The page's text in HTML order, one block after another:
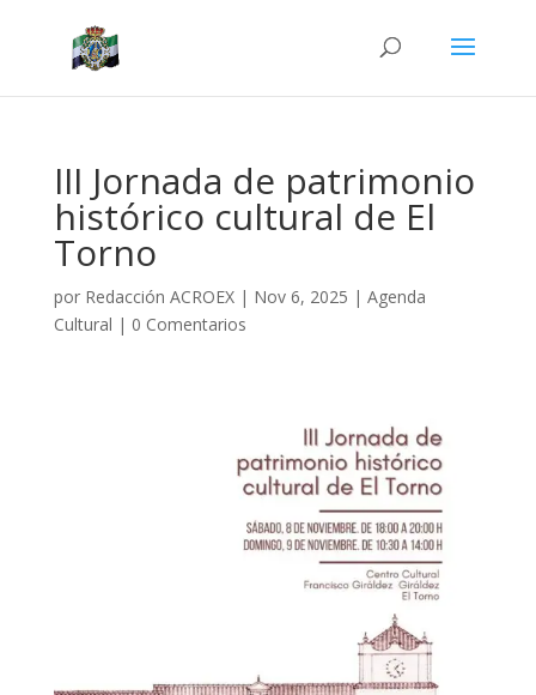
III Jornada de patrimonio
histórico cultural de El
Torno
por Redacción ACROEX| Nov 6, 2025 | Agenda
Cultural | 0 Comentarios